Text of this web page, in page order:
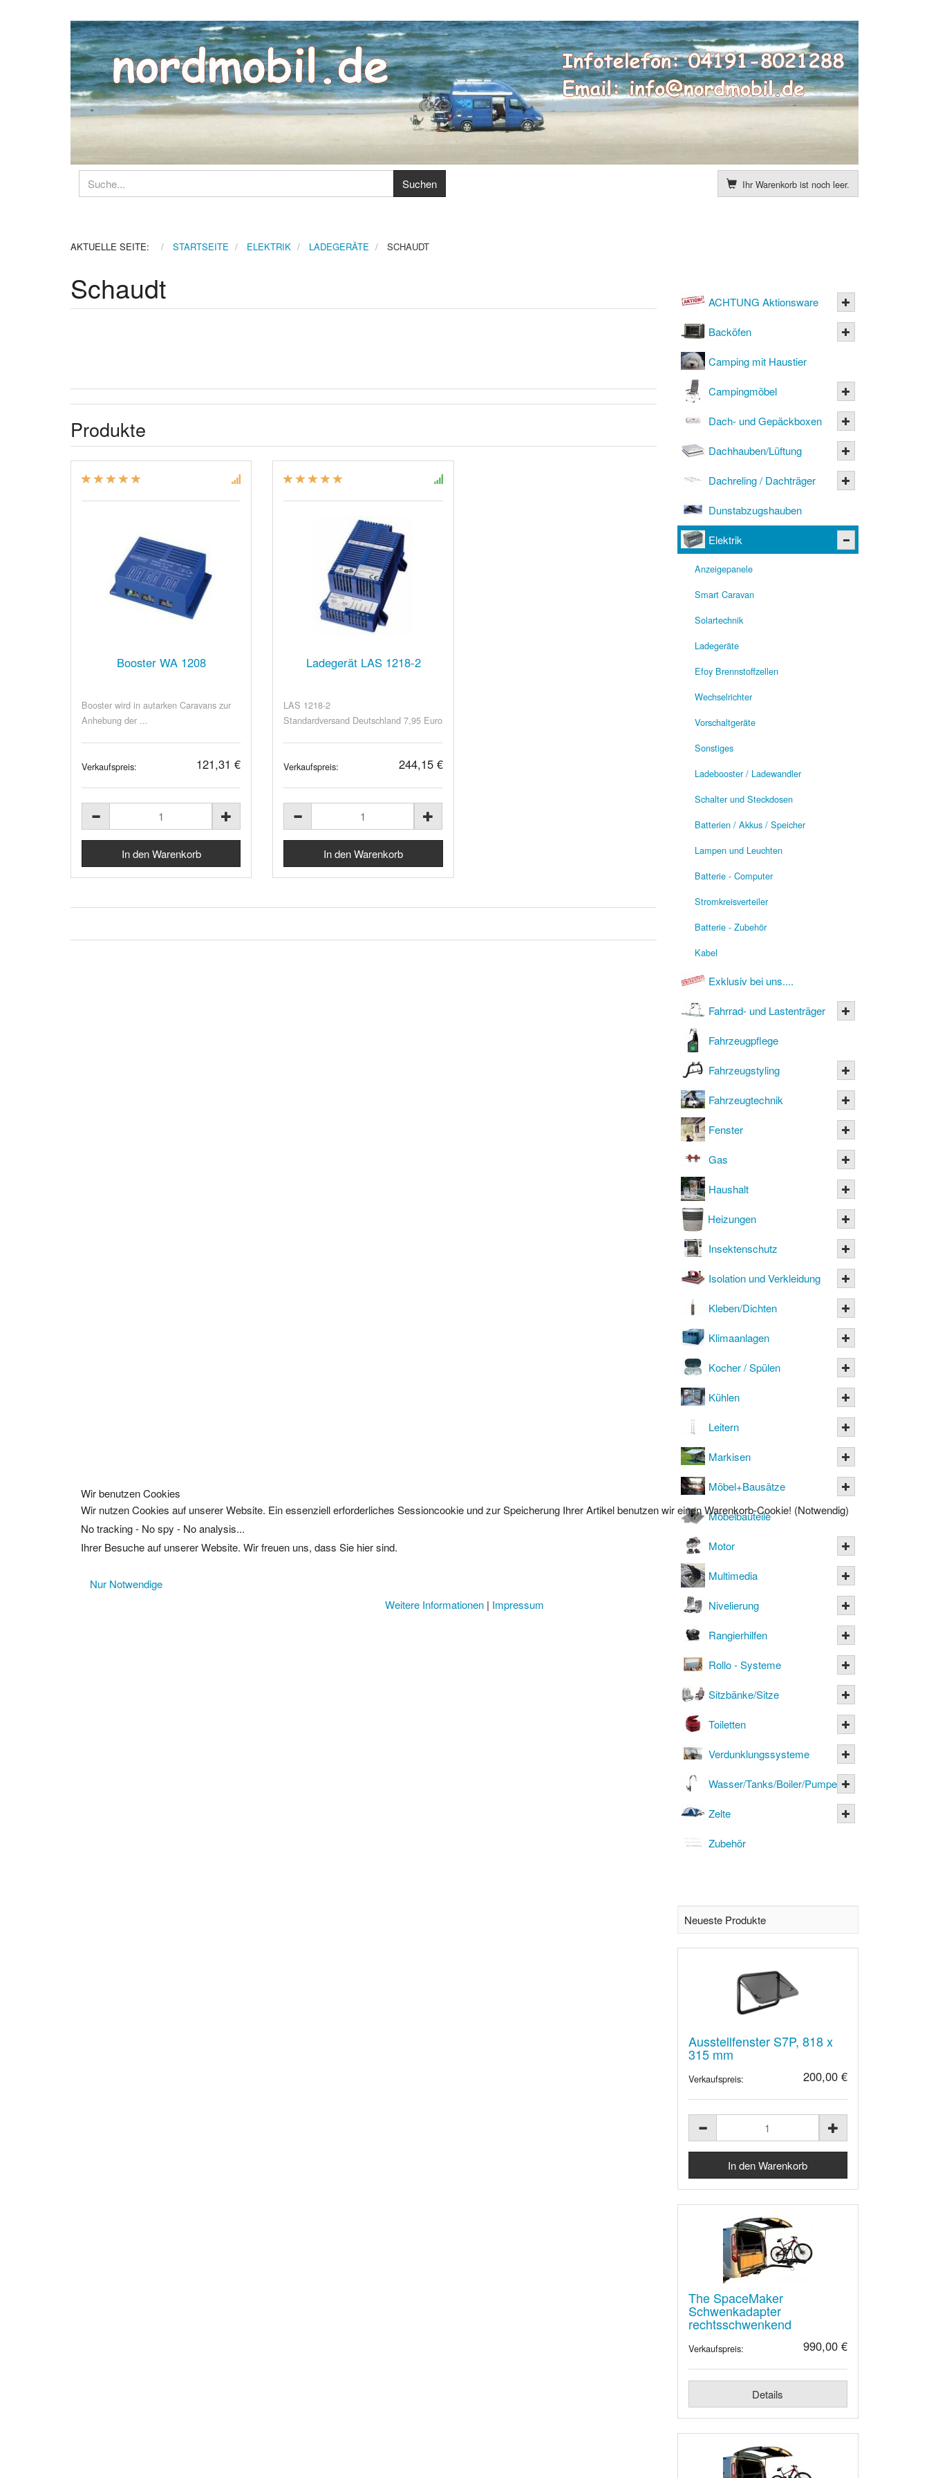
Ihr Warenkorb ist noch leer.
AKTUELLE SEITE: STARTSEITE ELEKTRIK LADEGERÄTE SCHAUDT
Schaudt
Produkte
Booster WA 1208
Booster wird in autarken Caravans zur
Anhebung der ...
Verkaufspreis: 121,31 €
Ladegerät LAS 1218-2
LAS 1218-2
Standardversand Deutschland 7,95 Euro
Verkaufspreis: 244,15 €
ACHTUNG Aktionsware
Backöfen
Camping mit Haustier
Campingmöbel
Dach- und Gepäckboxen
Dachhauben/Lüftung
Dachreling / Dachträger
Dunstabzugshauben
Elektrik
Anzeigepanele
Smart Caravan
Solartechnik
Ladegeräte
Efoy Brennstoffzellen
Wechselrichter
Vorschaltgeräte
Sonstiges
Ladebooster / Ladewandler
Schalter und Steckdosen
Batterien / Akkus / Speicher
Lampen und Leuchten
Batterie - Computer
Stromkreisverteiler
Batterie - Zubehör
Kabel
Exklusiv bei uns....
Fahrrad- und Lastenträger
Fahrzeugpflege
Fahrzeugstyling
Fahrzeugtechnik
Fenster
Gas
Haushalt
Heizungen
Insektenschutz
Isolation und Verkleidung
Kleben/Dichten
Klimaanlagen
Kocher / Spülen
Kühlen
Leitern
Markisen
Möbel+Bausätze
Möbelbauteile
Motor
Multimedia
Nivelierung
Rangierhilfen
Rollo - Systeme
Sitzbänke/Sitze
Toiletten
Verdunklungssysteme
Wasser/Tanks/Boiler/Pumpen
Zelte
Zubehör
Neueste Produkte
Ausstellfenster S7P, 818 x
315 mm
Verkaufspreis: 200,00 €
The SpaceMaker
Schwenkadapter
rechtsschwenkend
Verkaufspreis: 990,00 €
Details
Wir benutzen Cookies
Wir nutzen Cookies auf unserer Website. Ein essenziell erforderliches Sessioncookie und zur Speicherung Ihrer Artikel benutzen wir einen Warenkorb-Cookie! (Notwendig)
No tracking - No spy - No analysis...
Ihrer Besuche auf unserer Website. Wir freuen uns, dass Sie hier sind.
Nur Notwendige
Weitere Informationen | Impressum